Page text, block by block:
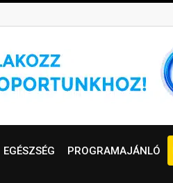
EGÉSZSÉG PROGRAMAJÁNLÓ